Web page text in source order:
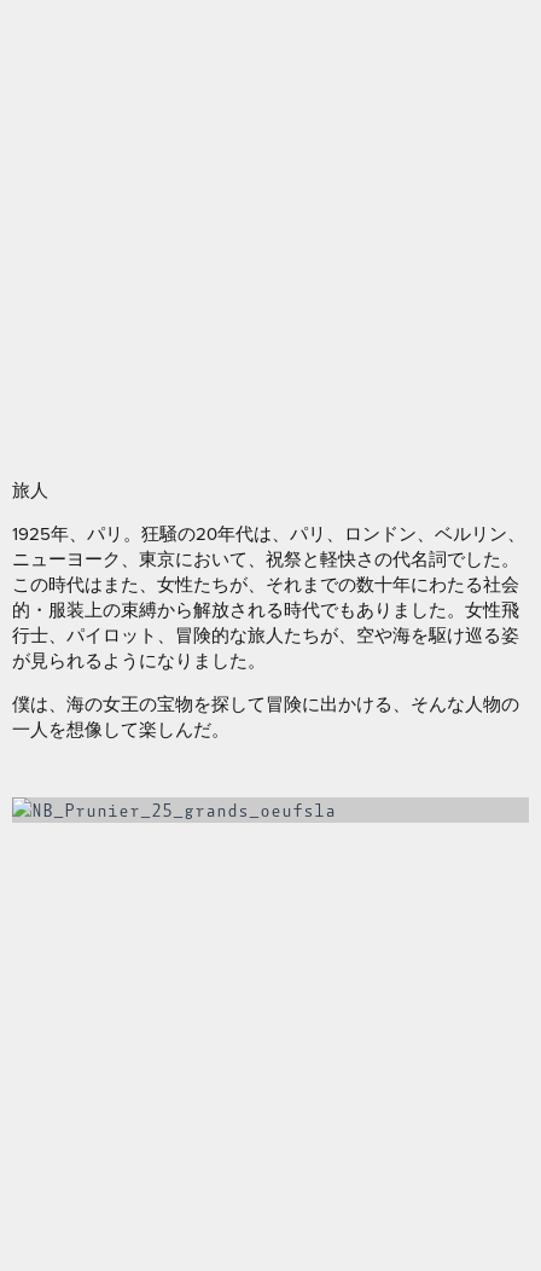
旅人
1925年、パリ。狂騒の20年代は、パリ、ロンドン、ベルリン、
ニューヨーク、東京において、祝祭と軽快さの代名詞でした。
この時代はまた、女性たちが、それまでの数十年にわたる社会
的・服装上の束縛から解放される時代でもありました。女性飛
行士、パイロット、冒険的な旅人たちが、空や海を駆け巡る姿
が見られるようになりました。
僕は、海の女王の宝物を探して冒険に出かける、そんな人物の
一人を想像して楽しんだ。